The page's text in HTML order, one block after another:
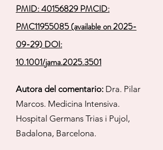
PMID: 40156829 PMCID:
PMC11955085 (available on 2025-
09-29) DOI:
10.1001/jama.2025.3501
Autora del comentario: Dra. Pilar
Marcos. Medicina Intensiva.
Hospital Germans Trias i Pujol,
Badalona, Barcelona.